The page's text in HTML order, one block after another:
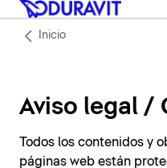
Inicio
Aviso legal /
Todos los contenidos y
páginas web están